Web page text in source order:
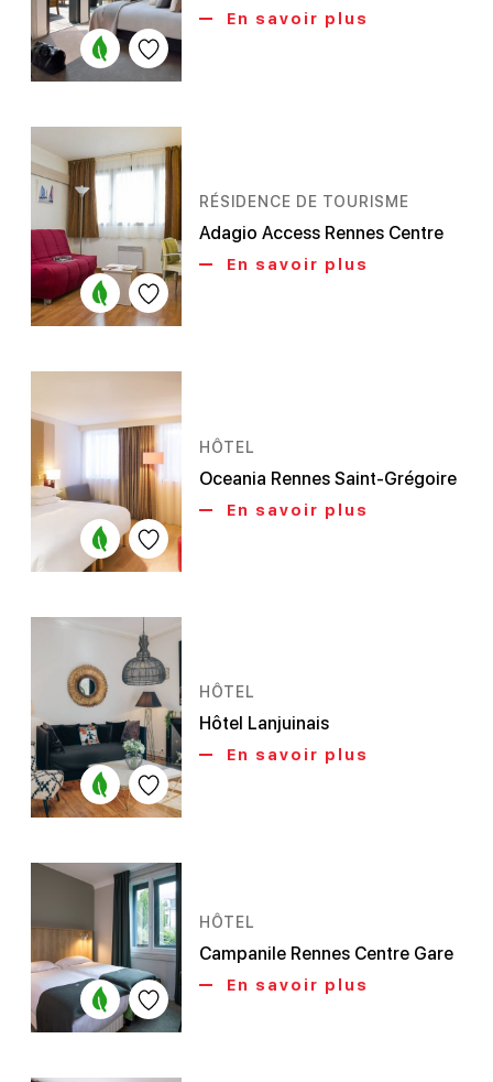
En savoir plus
RÉSIDENCE DE TOURISME
Adagio Access Rennes Centre
En savoir plus
HÔTEL
Oceania Rennes Saint-Grégoire
En savoir plus
HÔTEL
Hôtel Lanjuinais
En savoir plus
HÔTEL
Campanile Rennes Centre Gare
En savoir plus